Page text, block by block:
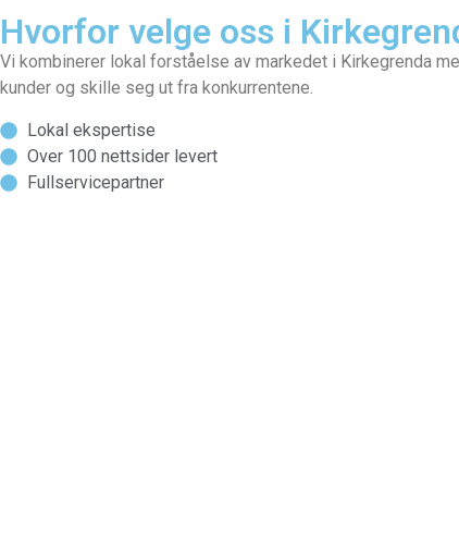
Hvorfor velge oss i
Vi kombinerer lokal forståelse av markedet i Kirkegrenda
kunder og skille seg ut fra konkurrentene.
Lokal ekspertise
Over 100 nettsider levert
Fullservicepartner